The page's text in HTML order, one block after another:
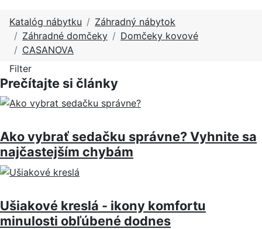
Katalóg nábytku
Záhradný nábytok
Záhradné domčeky
Domčeky kovové
CASANOVA
Filter
Prečítajte si články
Ako vybrať sedačku správne? Vyhnite sa
najčastejším chybám
Ušiakové kreslá - ikony komfortu
minulosti obľúbené dodnes